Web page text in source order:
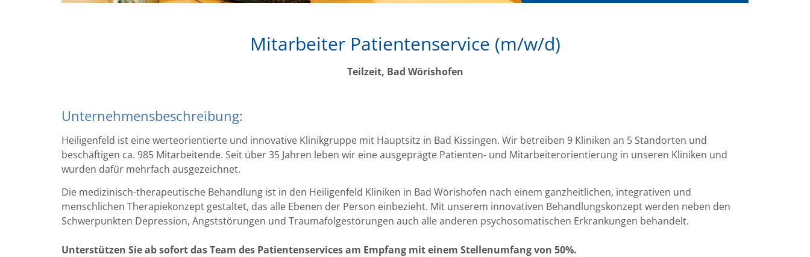
Mitarbeiter Patientenservice (m/w/d)
Teilzeit, Bad Wörishofen
Unternehmensbeschreibung:
Heiligenfeld ist eine werteorientierte und innovative Klinikgruppe mit Hauptsitz in Bad Kissingen. Wir betreiben 9 Kliniken an 5 Standorten und
beschäftigen ca. 985 Mitarbeitende. Seit über 35 Jahren leben wir eine ausgeprägte Patienten- und Mitarbeiterorientierung in unseren Kliniken und
wurden dafür mehrfach ausgezeichnet.
Die medizinisch-therapeutische Behandlung ist in den Heiligenfeld Kliniken in Bad Wörishofen nach einem ganzheitlichen, integrativen und
menschlichen Therapiekonzept gestaltet, das alle Ebenen der Person einbezieht. Mit unserem innovativen Behandlungskonzept werden neben den
Schwerpunkten Depression, Angststörungen und Traumafolgestörungen auch alle anderen psychosomatischen Erkrankungen behandelt.
Unterstützen Sie ab sofort das Team des Patientenservices am Empfang mit einem Stellenumfang von 50%.